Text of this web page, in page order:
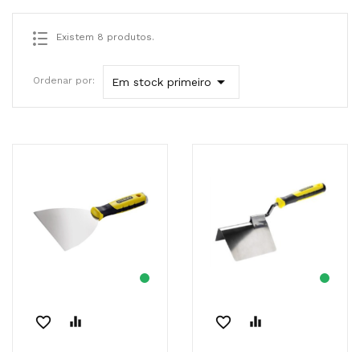
Existem 8 produtos.
Ordenar por: Em stock primeiro 
favorite_border equalizer favorite_border equalizer